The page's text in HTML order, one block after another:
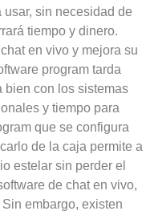
sin necesidad de
tiempo y dinero.
en vivo y mejora su
program tarda
bien con los sistemas
y tiempo para
que se configura
de la caja permite a
estelar sin perder el
de chat en vivo,
embargo, existen